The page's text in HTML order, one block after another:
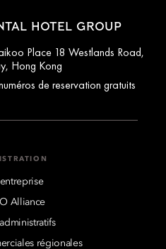
HOTEL GROUP
Place 18 Westlands Road,
Hong Kong
de reservation gratuits
Alliance
régionales